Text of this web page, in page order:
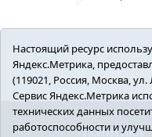
ПОЛИТИКА
Настоящий ресурс
Яндекс.Метрика,
(119021, Россия, Москва,
Сервис Яндекс.Метрика
технических данных
работоспособности и